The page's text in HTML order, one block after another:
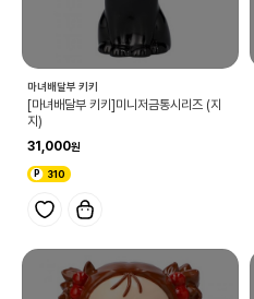
마녀배달부 키키
[마녀배달부 키키]미니저금통시리즈 (지
지)
31,000
310